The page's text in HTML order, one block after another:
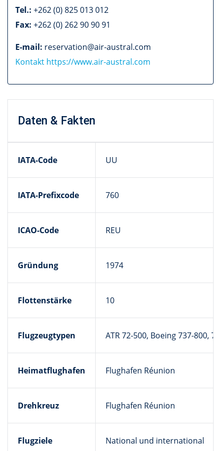
Tel.: +262 (0) 825 013 012
Fax: +262 (0) 262 90 90 91
E-mail: reservation@air-austral.com
Kontakt https://www.air-austral.com
Daten & Fakten
IATA-Code UU
IATA-Prefixcode 760
ICAO-Code REU
Gründung 1974
Flottenstärke 10
Flugzeugtypen ATR 72-500, Boeing 737-800,
Heimatflughafen Flughafen Réunion
Drehkreuz Flughafen Réunion
Flugziele National und international